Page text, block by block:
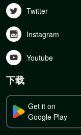
Twitter
Instagram
Youtube
下载
Get it on
Google Play